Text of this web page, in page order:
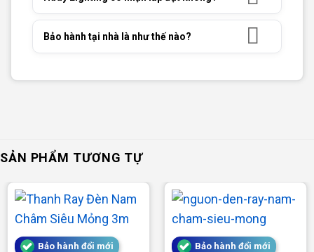
Bảo hành tại nhà là như thế nào?
SẢN PHẨM TƯƠNG TỰ
Bảo hành đổi mới Bảo hành đổi mới